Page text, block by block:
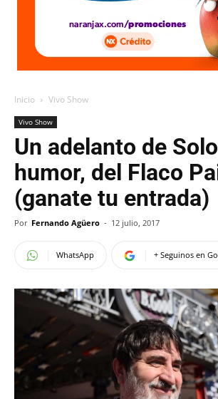
Inicio Vivo Show
Vivo Show
Un adelanto de
humor, del Flaco
(ganate tu entrada)
Por Fernando Agüero - 12 julio, 2017
WhatsApp + Seguinos en